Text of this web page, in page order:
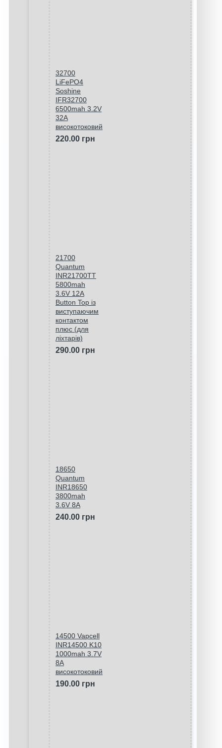
32700
LiFePO4
Soshine
IFR32700
6500mah 3.2V
32A
високотоковий
220.00 грн
21700
Quantum
INR21700TT
5800mah
3.6V 12A
Button Top із
виступаючим
контактом
плюс (для
ліхтарів)
290.00 грн
18650
Quantum
INR18650
3800mah
3.6V 8A
240.00 грн
14500 Vapcell
INR14500 K10
1000mah 3.7V
8A
високотоковий
190.00 грн